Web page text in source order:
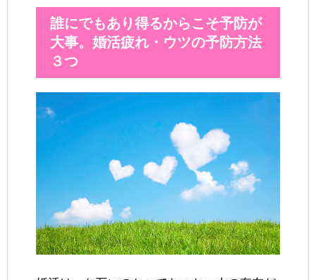
誰にでもあり得るからこそ予防が
大事。婚活疲れ・ウツの予防方法
３つ